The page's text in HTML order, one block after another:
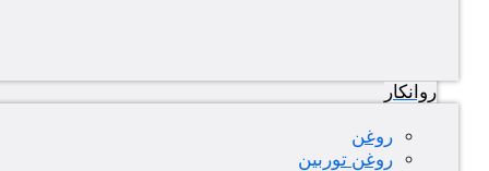
روانکار
روغن
روغن توربین